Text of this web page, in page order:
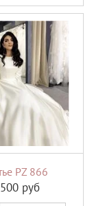
PZ 866
руб